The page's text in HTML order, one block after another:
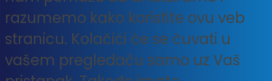
razumemo kako koristite ovu veb
stranicu. Kolačići će se čuvati u
vašem pregledaču samo uz Vaš